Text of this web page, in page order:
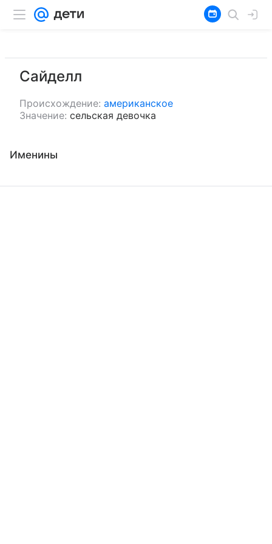
Сайделл
Происхождение: американское
Значение: сельская девочка
Именины